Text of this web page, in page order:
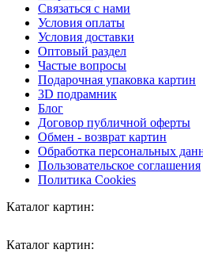
Связаться с нами
Условия оплаты
Условия доставки
Оптовый раздел
Частые вопросы
Подарочная упаковка картин
3D подрамник
Блог
Договор публичной оферты
Обмен - возврат картин
Обработка персональных
Пользовательское соглашения
Политика Cookies
Каталог картин:
Каталог картин: